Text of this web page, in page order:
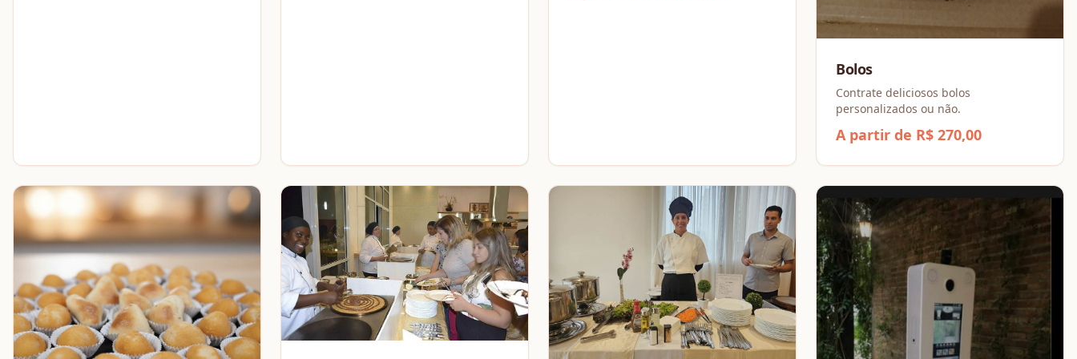
Bolos
Contrate deliciosos bolos
personalizados ou não.
A partir de R$ 270,00